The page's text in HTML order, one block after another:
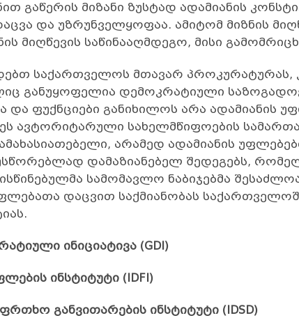
გაწერის მიზანი ზუსტად ადამიანის
და უზრუნველყოფაა. ამიტომ მიზნის
მიღწევის საწინააღმდეგო, მისი
საქართველოს მთავარ პროკურატურას,
განუყოფელია დემოკრატიული
და ფუქნციები განიხილოს არა ადამიანის
ავტორიტარული სახელმწიფოების
არამედ ადამიანის
დამაზიანებელ შედეგებს,
სამომავლო ნაბიჯებმა
დაცვით საქმიანობას
ინიციატივა (GDI)
ინსტიტუტი (IDFI)
განვითარების ინსტიტუტი (IDSD)